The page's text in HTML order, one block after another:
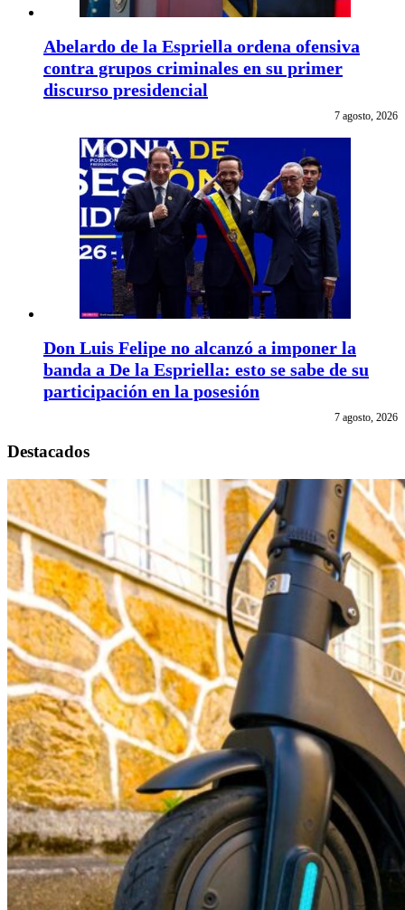
Abelardo de la Espriella ordena ofensiva
contra grupos criminales en su primer
discurso presidencial
7 agosto, 2026
Don Luis Felipe no alcanzó a imponer la
banda a De la Espriella: esto se sabe de su
participación en la posesión
7 agosto, 2026
Destacados